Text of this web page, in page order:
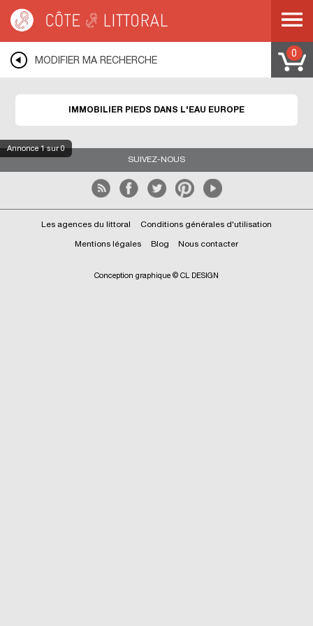
MODIFIER MA RECHERCHE
0
Annonce1sur 0
IMMOBILIER PIEDS DANS L'EAU EUROPE
SUIVEZ-NOUS
Les agences du littoral Conditions générales d'utilisation
Mentions légales Blog Nous contacter
Conception graphique © CL DESIGN